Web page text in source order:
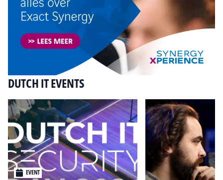
DUTCH IT EVENTS
EVENT